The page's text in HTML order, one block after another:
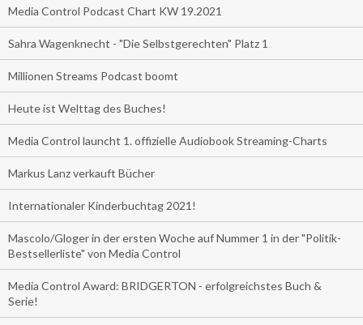
Media Control Podcast Chart KW 19.2021
Sahra Wagenknecht - "Die Selbstgerechten" Platz 1
Millionen Streams Podcast boomt
Heute ist Welttag des Buches!
Media Control launcht 1. offizielle Audiobook Streaming-Charts
Markus Lanz verkauft Bücher
Internationaler Kinderbuchtag 2021!
Mascolo/Gloger in der ersten Woche auf Nummer 1 in der "Politik-
Bestsellerliste" von Media Control
Media Control Award: BRIDGERTON - erfolgreichstes Buch &
Serie!